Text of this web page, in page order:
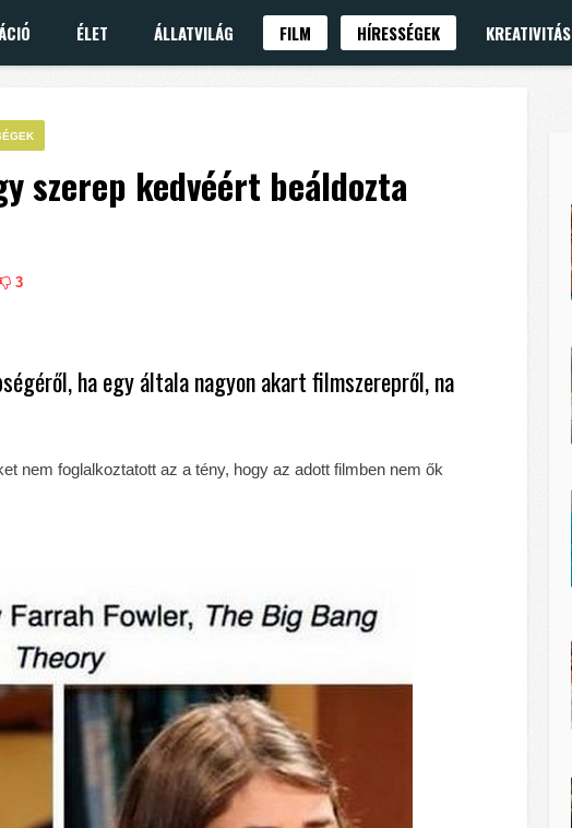
ÉLET ÁLLATVILÁG FILM HÍRESSÉGEK KREATIVITÁS
szerep kedvéért beáldozta
3
ha egy általa nagyon akart filmszerepről, na
nem foglalkoztatott az a tény, hogy az adott filmben nem ők